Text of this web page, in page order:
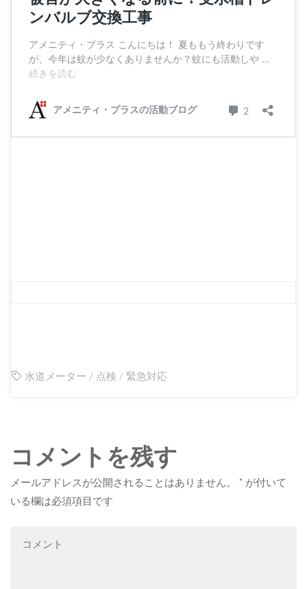
水道メーター / 点検 / 緊急対応
コメントを残す
メールアドレスが公開されることはありません。 * が付いて
いる欄は必須項目です